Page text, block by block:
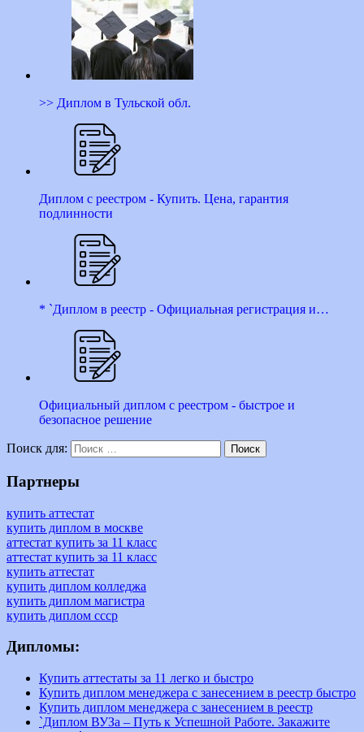
>> Диплом в Тульской обл.
Диплом с реестром - Купить. Цена, гарантия
подлинности
* `Диплом в реестр - Официальная регистрация и…
Официальный диплом с реестром - быстрое и
безопасное решение
Поиск для: Поиск
Партнеры
купить аттестат
купить диплом в москве
аттестат купить за 11 класс
аттестат купить за 11 класс
купить аттестат
купить диплом колледжа
купить диплом магистра
купить диплом ссср
Дипломы:
Купить аттестаты за 11 легко и быстро
Купить диплом менеджера с занесением в реестр быстро
Купить диплом менеджера с занесением в реестр
`Диплом ВУЗа – Путь к Успешной Работе. Закажите